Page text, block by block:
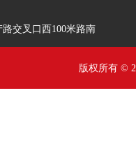
交叉口西100米路南
版权所有 ©